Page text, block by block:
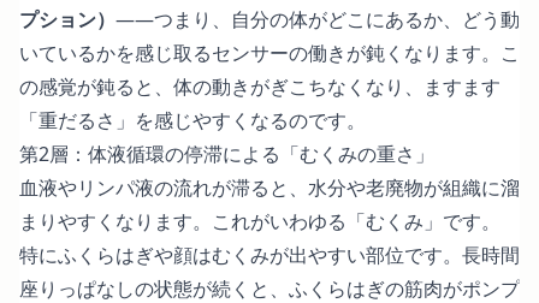
プション） ――つまり、自分の体がどこにあるか、どう動
いているかを感じ取るセンサーの働きが鈍くなります。こ
の感覚が鈍ると、体の動きがぎこちなくなり、ますます
「重だるさ」を感じやすくなるのです。
第2層：体液循環の停滞による「むくみの重さ」
血液やリンパ液の流れが滞ると、水分や老廃物が組織に溜
まりやすくなります。これがいわゆる「むくみ」です。
特にふくらはぎや顔はむくみが出やすい部位です。長時間
座りっぱなしの状態が続くと、ふくらはぎの筋肉がポンプ